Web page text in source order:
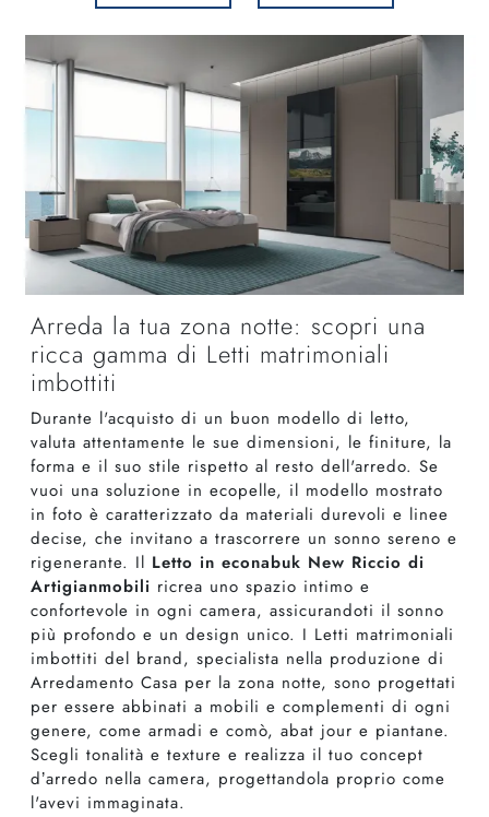
Arreda la tua zona notte: scopri una
ricca gamma di Letti matrimoniali
imbottiti
Durante l'acquisto di un buon modello di letto,
valuta attentamente le sue dimensioni, le finiture, la
forma e il suo stile rispetto al resto dell'arredo. Se
vuoi una soluzione in ecopelle, il modello mostrato
in foto è caratterizzato da materiali durevoli e linee
decise, che invitano a trascorrere un sonno sereno e
rigenerante. Il Letto in econabuk New Riccio di
Artigianmobili ricrea uno spazio intimo e
confortevole in ogni camera, assicurandoti il sonno
più profondo e un design unico. I Letti matrimoniali
imbottiti del brand, specialista nella produzione di
Arredamento Casa per la zona notte, sono progettati
per essere abbinati a mobili e complementi di ogni
genere, come armadi e comò, abat jour e piantane.
Scegli tonalità e texture e realizza il tuo concept
d’arredo nella camera, progettandola proprio come
l'avevi immaginata.